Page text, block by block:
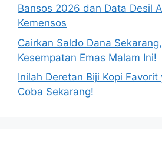
Bansos 2026 dan Data Desil
Kemensos
Cairkan Saldo Dana
Kesempatan Emas Malam Ini!
Inilah Deretan Biji Kopi
Coba Sekarang!